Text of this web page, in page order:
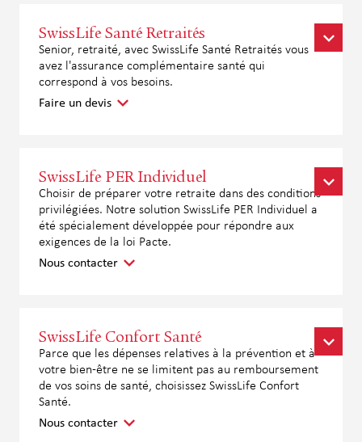
SwissLife Santé Retraités
Senior, retraité, avec SwissLife Santé Retraités vous
avez l'assurance complémentaire santé qui
correspond à vos besoins.
Faire un devis
SwissLife PER Individuel
Choisir de préparer votre retraite dans des conditions
privilégiées. Notre solution SwissLife PER Individuel a
été spécialement développée pour répondre aux
exigences de la loi Pacte.
Nous contacter
SwissLife Confort Santé
Parce que les dépenses relatives à la prévention et à
votre bien-être ne se limitent pas au remboursement
de vos soins de santé, choisissez SwissLife Confort
Santé.
Nous contacter